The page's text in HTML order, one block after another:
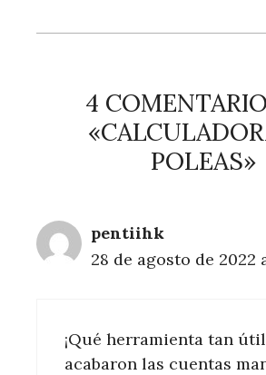
4
POLEAS»
pentiihk
28 de agosto de 2022
¡Qué herramienta tan útil!
acabaron las cuentas